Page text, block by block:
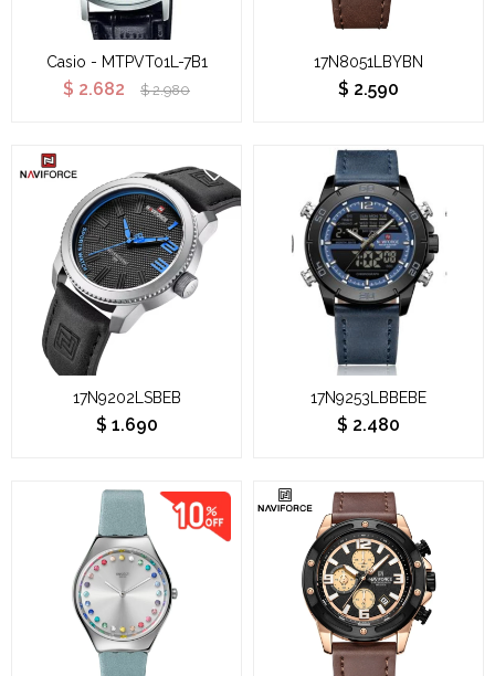
Casio - MTPVT01L-7B1
$ 2.682 $ 2.980
17N8051LBYBN
$ 2.590
17N9202LSBEB
$ 1.690
17N9253LBBEBE
$ 2.480